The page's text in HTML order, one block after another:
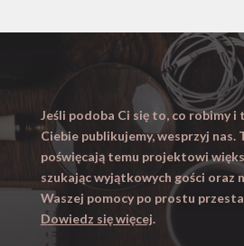
Jeśli podoba Ci się to, co robimy i
Ciebie publikujemy, wesprzyj nas.
poświęcają temu projektowi
szukając wyjątkowych gości oraz
Waszej pomocy po prostu
Dowiedz się więcej.